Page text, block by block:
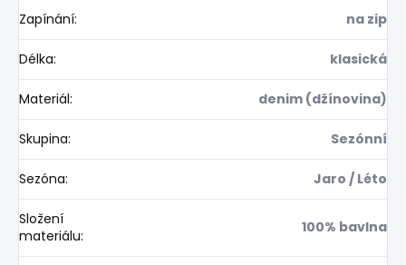
Zapínání: na zip
Délka: klasická
Materiál: denim (džínovina)
Skupina: Sezónní
Sezóna: Jaro / Léto
Složení
materiálu: 100% bavlna